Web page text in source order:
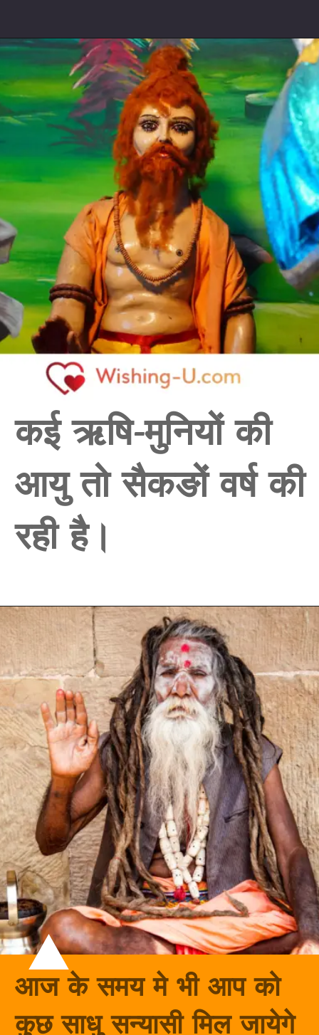
कई ऋषि-मुनियों की
आयु तो सैकङों वर्ष की
रही है।
आज के समय मे भी आप को
कुछ साधु सन्यासी मिल जायेगे